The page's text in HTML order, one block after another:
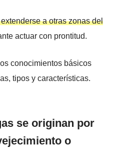
a otras zonas del
actuar con prontitud.
conocimientos básicos
tipos y características.
se originan por
o